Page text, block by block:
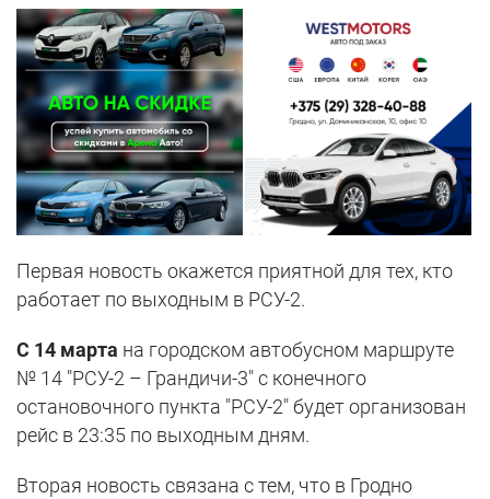
Первая новость окажется приятной для тех, кто
работает по выходным в РСУ-2.
С 14 марта на городском автобусном маршруте
№ 14 "РСУ-2 – Грандичи-3" с конечного
остановочного пункта "РСУ-2" будет организован
рейс в 23:35 по выходным дням.
Вторая новость связана с тем, что в Гродно